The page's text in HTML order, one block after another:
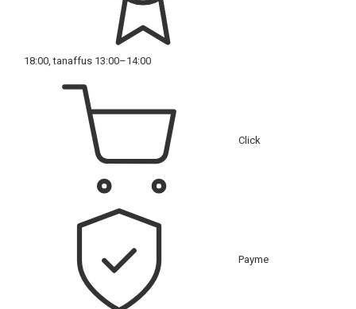
18:00, tanaffus 13:00–14:00
Click
Payme